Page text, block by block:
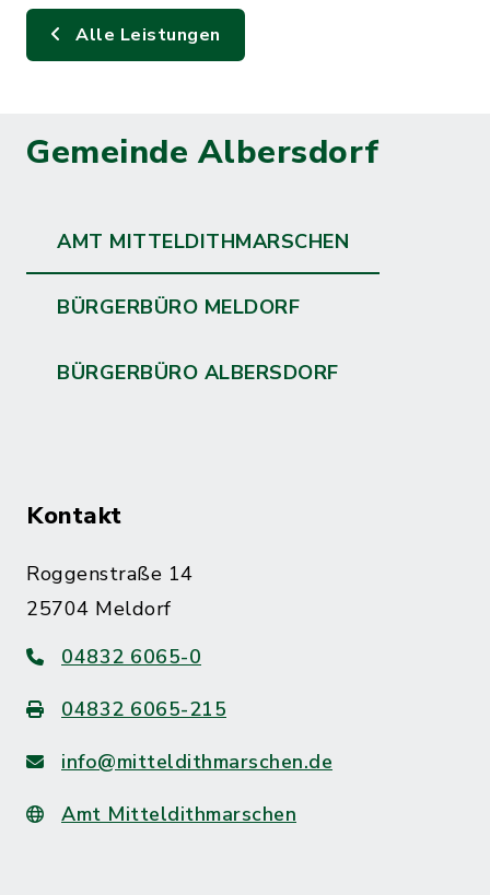
Alle Leistungen
Gemeinde Albersdorf
AMT MITTELDITHMARSCHEN
BÜRGERBÜRO MELDORF
BÜRGERBÜRO ALBERSDORF
Kontakt
Roggenstraße 14
25704 Meldorf
04832 6065-0
04832 6065-215
info@mitteldithmarschen.de
Amt Mitteldithmarschen